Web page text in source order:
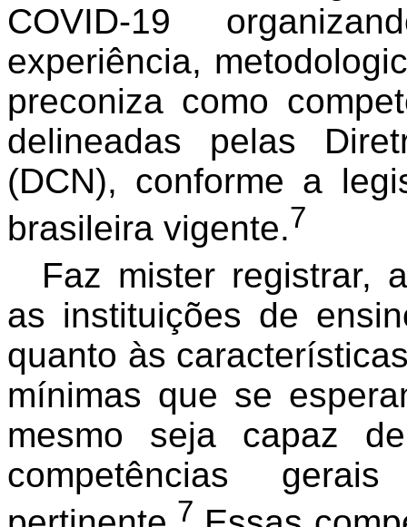
COVID-19
experiência,
preconiza como
delineadas pelas
(DCN), conforme a
brasileira vigente.7
Faz mister registrar,
as instituições de
quanto às
mínimas que se
mesmo seja capaz
competências
7